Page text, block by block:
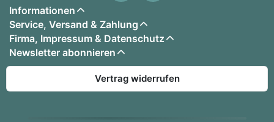
Informationen
Service, Versand & Zahlung
Firma, Impressum & Datenschutz
Newsletter abonnieren
Vertrag widerrufen